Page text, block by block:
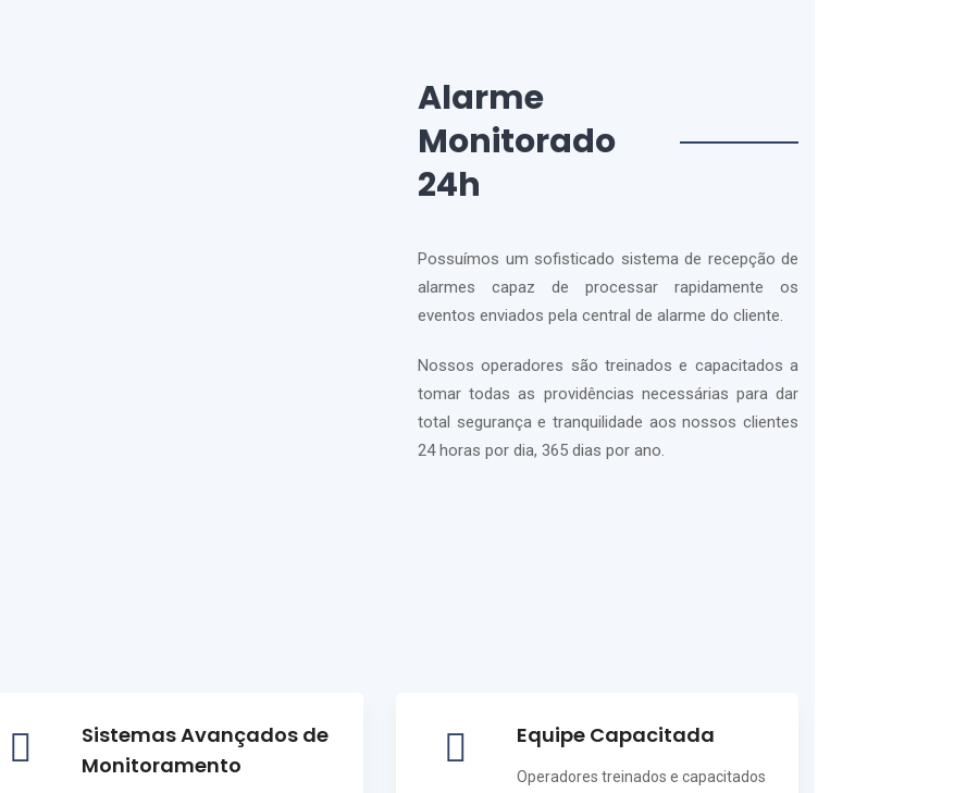
Alarme
Monitorado
24h
Possuímos um sofisticado sistema de recepção de
alarmes capaz de processar rapidamente os
eventos enviados pela central de alarme do cliente.
Nossos operadores são treinados e capacitados a
tomar todas as providências necessárias para dar
total segurança e tranquilidade aos nossos clientes
24 horas por dia, 365 dias por ano.
Sistemas Avançados de
Monitoramento
Equipe Capacitada
Operadores treinados e capacitados